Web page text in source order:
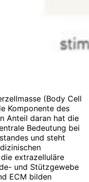
(Body Cell
Komponente des
Anteil daran hat die
Bedeutung bei
und steht
extrazelluläre
und Stützgewebe
ECM bilden